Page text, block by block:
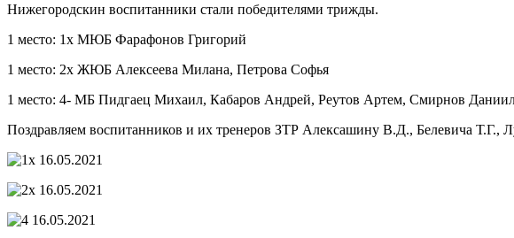
Нижегородскин воспитанники стали победителями трижды.
1 место: 1х МЮБ Фарафонов Григорий
1 место: 2х ЖЮБ Алексеева Милана, Петрова Софья
1 место: 4- МБ Пидгаец Михаил, Кабаров Андрей, Реутов Артем, Смирнов
Поздравляем воспитанников и их тренеров ЗТР Алексашину В.Д., Белевича Т.Г.,